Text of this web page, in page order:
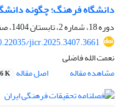
دانشگاه فرهنگ؛ چگونه
دوره 18، شماره 2، تابستان 1404، صفحه
jicr.2025.3407.3661
نعمت الله فاضلی
مشاهده مقاله
اصل مقاله K